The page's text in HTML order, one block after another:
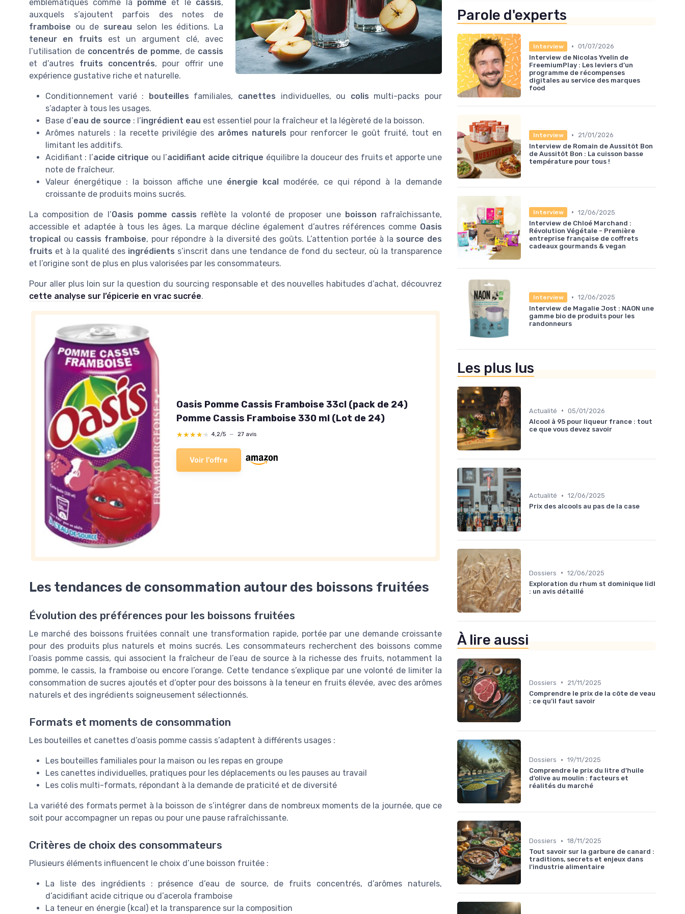
emblématiques comme la pomme et le cassis,
auxquels s’ajoutent parfois des notes de
framboise ou de sureau selon les éditions. La
teneur en fruits est un argument clé, avec
l’utilisation de concentrés de pomme, de cassis
et d’autres fruits concentrés, pour offrir une
expérience gustative riche et naturelle.
Conditionnement varié : bouteilles familiales, canettes individuelles, ou colis multi-packs pour
s’adapter à tous les usages.
Base d’eau de source : l’ingrédient eau est essentiel pour la fraîcheur et la légèreté de la boisson.
Arômes naturels : la recette privilégie des arômes naturels pour renforcer le goût fruité, tout en
limitant les additifs.
Acidifiant : l’acide citrique ou l’acidifiant acide citrique équilibre la douceur des fruits et apporte une
note de fraîcheur.
Valeur énergétique : la boisson affiche une énergie kcalmodérée, ce qui répond à la demande
croissante de produits moins sucrés.
La composition de l’Oasis pomme cassis reflète la volonté de proposer une boisson rafraîchissante,
accessible et adaptée à tous les âges. La marque décline également d’autres références comme Oasis
tropical ou cassis framboise, pour répondre à la diversité des goûts. L’attention portée à la source des
fruits et à la qualité des ingrédients s’inscrit dans une tendance de fond du secteur, où la transparence
et l’origine sont de plus en plus valorisées par les consommateurs.
Pour aller plus loin sur la question du sourcing responsable et des nouvelles habitudes d’achat, découvrez
cette analyse sur l’épicerie en vrac sucrée.
Oasis Pomme Cassis Framboise 33cl (pack de 24)
Pomme Cassis Framboise 330 ml (Lot de 24)
★★★★★
★★★★★ 4,2/5 — 27 avis
Voir l'offre
Les tendances de consommation autour des boissons fruitées
Évolution des préférences pour les boissons fruitées
Le marché des boissons fruitées connaît une transformation rapide, portée par une demande croissante
pour des produits plus naturels et moins sucrés. Les consommateurs recherchent des boissons comme
l’oasis pomme cassis, qui associent la fraîcheur de l’eau de source à la richesse des fruits, notamment la
pomme, le cassis, la framboise ou encore l’orange. Cette tendance s’explique par une volonté de limiter la
consommation de sucres ajoutés et d’opter pour des boissons à la teneur en fruits élevée, avec des arômes
naturels et des ingrédients soigneusement sélectionnés.
Formats et moments de consommation
Les bouteilles et canettes d’oasis pomme cassis s’adaptent à différents usages :
Les bouteilles familiales pour la maison ou les repas en groupe
Les canettes individuelles, pratiques pour les déplacements ou les pauses au travail
Les colis multi-formats, répondant à la demande de praticité et de diversité
La variété des formats permet à la boisson de s’intégrer dans de nombreux moments de la journée, que ce
soit pour accompagner un repas ou pour une pause rafraîchissante.
Critères de choix des consommateurs
Plusieurs éléments influencent le choix d’une boisson fruitée :
La liste des ingrédients : présence d’eau de source, de fruits concentrés, d’arômes naturels,
d’acidifiant acide citrique ou d’acerola framboise
La teneur en énergie (kcal) et la transparence sur la composition
Parole d'experts
Interview • 01/07/2026
Interview de Nicolas Yvelin de
FreemiumPlay : Les leviers d’un
programme de récompenses
digitales au service des marques
food
Interview •
21/01/2026
Interview de Romain de Aussitôt Bon
de Aussitôt Bon : La cuisson basse
température pour tous !
Interview • 12/06/2025
Interview de Chloé Marchand :
Révolution Végétale - Première
entreprise française de coffrets
cadeaux gourmands & vegan
Interview • 12/06/2025
Interview de Magalie Jost : NAON une
gamme bio de produits pour les
randonneurs
Les plus lus
Actualité • 05/01/2026
Alcool à 95 pour liqueur france : tout
ce que vous devez savoir
Actualité • 12/06/2025
Prix des alcools au pas de la case
Dossiers • 12/06/2025
Exploration du rhum st dominique lidl
: un avis détaillé
À lire aussi
Dossiers •
21/11/2025
Comprendre le prix de la côte de veau
: ce qu’il faut savoir
Dossiers • 19/11/2025
Comprendre le prix du litre d’huile
d’olive au moulin : facteurs et
réalités du marché
Dossiers • 18/11/2025
Tout savoir sur la garbure de canard :
traditions, secrets et enjeux dans
l'industrie alimentaire